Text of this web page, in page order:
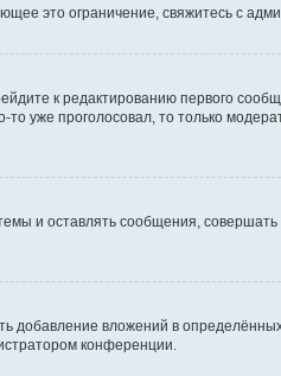
это ограничение, свяжитесь с
к редактированию первого
то уже проголосовал, то только
и оставлять сообщения, совершать
добавление вложений в
конференции.